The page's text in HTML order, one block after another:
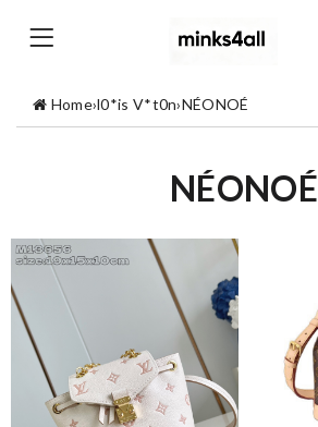
Home›l0*is V*t0n›NÉONOÉ
NÉONOÉ